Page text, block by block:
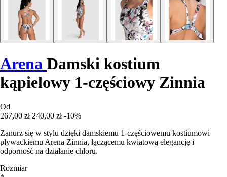
Arena Damski kostium
kąpielowy 1-częściowy Zinnia
Od
267,00 zł 240,00 zł -10%
Zanurz się w stylu dzięki damskiemu 1-częściowemu kostiumowi
pływackiemu Arena Zinnia, łączącemu kwiatową elegancję i
odporność na działanie chloru.
Rozmiar